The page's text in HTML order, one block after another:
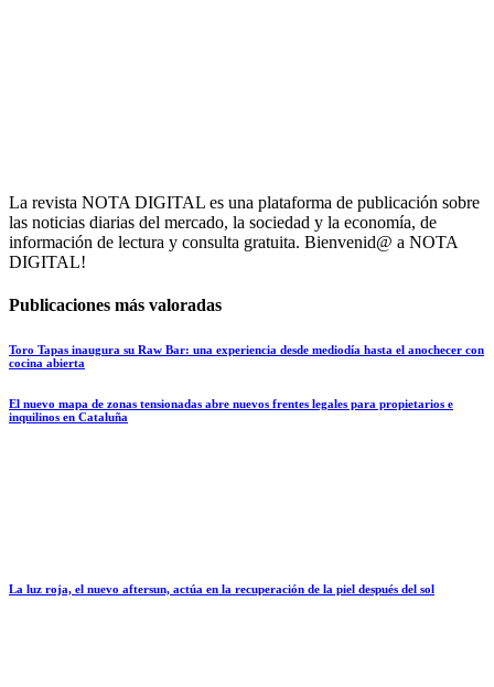
La revista NOTA DIGITAL es una plataforma de publicación sobre
las noticias diarias del mercado, la sociedad y la economía, de
información de lectura y consulta gratuita. Bienvenid@ a NOTA
DIGITAL!
Publicaciones más valoradas
Toro Tapas inaugura su Raw Bar: una experiencia desde mediodía hasta el anochecer con
cocina abierta
El nuevo mapa de zonas tensionadas abre nuevos frentes legales para propietarios e
inquilinos en Cataluña
La luz roja, el nuevo aftersun, actúa en la recuperación de la piel después del sol